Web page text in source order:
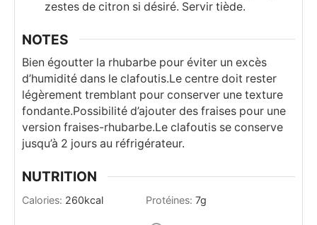
zestes de citron si désiré. Servir tiède.
NOTES
Bien égoutter la rhubarbe pour éviter un excès
d’humidité dans le clafoutis.Le centre doit rester
légèrement tremblant pour conserver une texture
fondante.Possibilité d’ajouter des fraises pour une
version fraises-rhubarbe.Le clafoutis se conserve
jusqu’à 2 jours au réfrigérateur.
NUTRITION
Calories: 260kcal Protéines: 7g